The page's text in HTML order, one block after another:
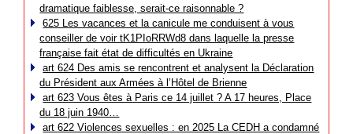
dramatique faiblesse, serait-ce raisonnable ?
625 Les vacances et la canicule me conduisent à vous
conseiller de voir tK1PIoRRWd8 dans laquelle la presse
française fait état de difficultés en Ukraine
art 624 Des amis se rencontrent et analysent la Déclaration
du Président aux Armées à l’Hôtel de Brienne
art 623 Vous êtes à Paris ce 14 juillet ? A 17 heures, Place
du 18 juin 1940…
art 622 Violences sexuelles : en 2025 La CEDH a condamné